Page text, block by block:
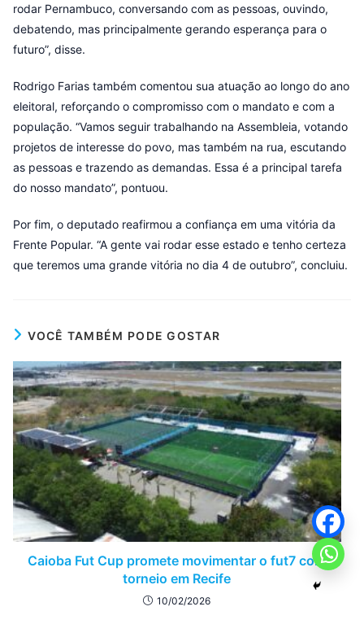
rodar Pernambuco, conversando com as pessoas, ouvindo,
debatendo, mas principalmente gerando esperança para o
futuro”, disse.
Rodrigo Farias também comentou sua atuação ao longo do ano
eleitoral, reforçando o compromisso com o mandato e com a
população. “Vamos seguir trabalhando na Assembleia, votando
projetos de interesse do povo, mas também na rua, escutando
as pessoas e trazendo as demandas. Essa é a principal tarefa
do nosso mandato”, pontuou.
Por fim, o deputado reafirmou a confiança em uma vitória da
Frente Popular. “A gente vai rodar esse estado e tenho certeza
que teremos uma grande vitória no dia 4 de outubro”, concluiu.
VOCÊ TAMBÉM PODE GOSTAR
Caioba Fut Cup promete movimentar o fut7 com
torneio em Recife
10/02/2026